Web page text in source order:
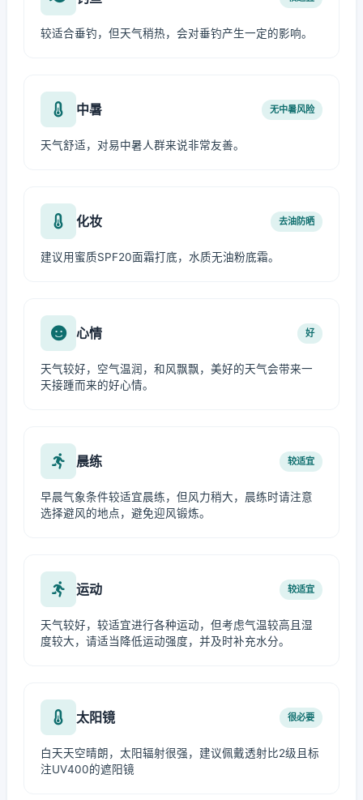
较适合垂钓，但天气稍热，会对垂钓产生一定的影响。
中暑 无中暑风险
天气舒适，对易中暑人群来说非常友善。
化妆 去油防晒
建议用蜜质SPF20面霜打底，水质无油粉底霜。
心情 好
天气较好，空气温润，和风飘飘，美好的天气会带来一
天接踵而来的好心情。
晨练 较适宜
早晨气象条件较适宜晨练，但风力稍大，晨练时请注意
选择避风的地点，避免迎风锻炼。
运动 较适宜
天气较好，较适宜进行各种运动，但考虑气温较高且湿
度较大，请适当降低运动强度，并及时补充水分。
太阳镜 很必要
白天天空晴朗，太阳辐射很强，建议佩戴透射比2级且标
注UV400的遮阳镜